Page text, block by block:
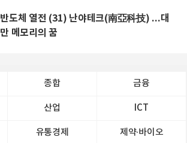
반도체 열전 (31) 난야테크(南亞科技) ...대
만 메모리의 꿈
종합 금융
산업 ICT
유통경제 제약∙바이오